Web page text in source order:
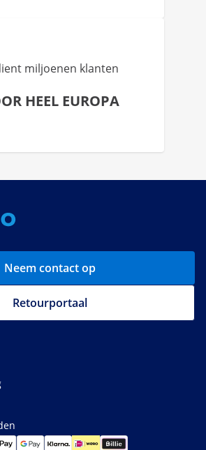
miljoenen klanten
HEEL EUROPA
Neem contact op
Retourportaal